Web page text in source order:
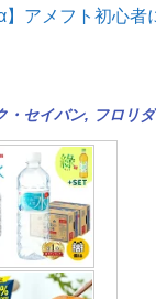
】アメフト初心者
・セイバン, フロリ